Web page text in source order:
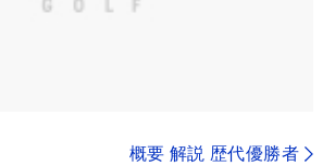
概要 解説 歴代優勝者